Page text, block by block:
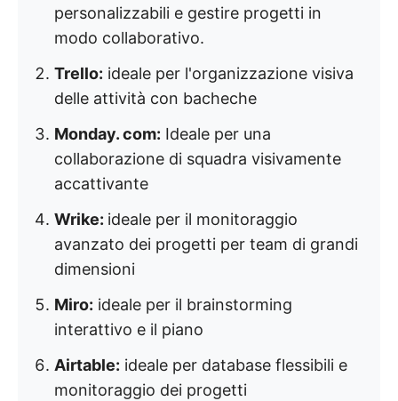
personalizzabili e gestire progetti in
modo collaborativo.
Trello: ideale per l'organizzazione visiva
delle attività con bacheche
Monday. com: Ideale per una
collaborazione di squadra visivamente
accattivante
Wrike: ideale per il monitoraggio
avanzato dei progetti per team di grandi
dimensioni
Miro: ideale per il brainstorming
interattivo e il piano
Airtable: ideale per database flessibili e
monitoraggio dei progetti